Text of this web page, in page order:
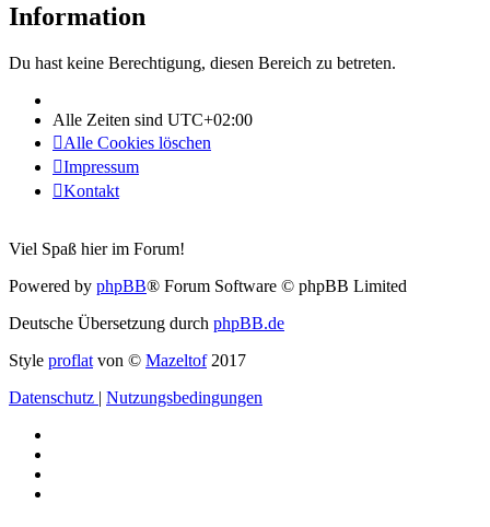
Information
Du hast keine Berechtigung, diesen Bereich zu betreten.
Alle Zeiten sind UTC+02:00
Alle Cookies löschen
Impressum
Kontakt
Viel Spaß hier im Forum!
Powered by phpBB® Forum Software © phpBB Limited
Deutsche Übersetzung durch phpBB.de
Style proflat von © Mazeltof2017
Datenschutz | Nutzungsbedingungen